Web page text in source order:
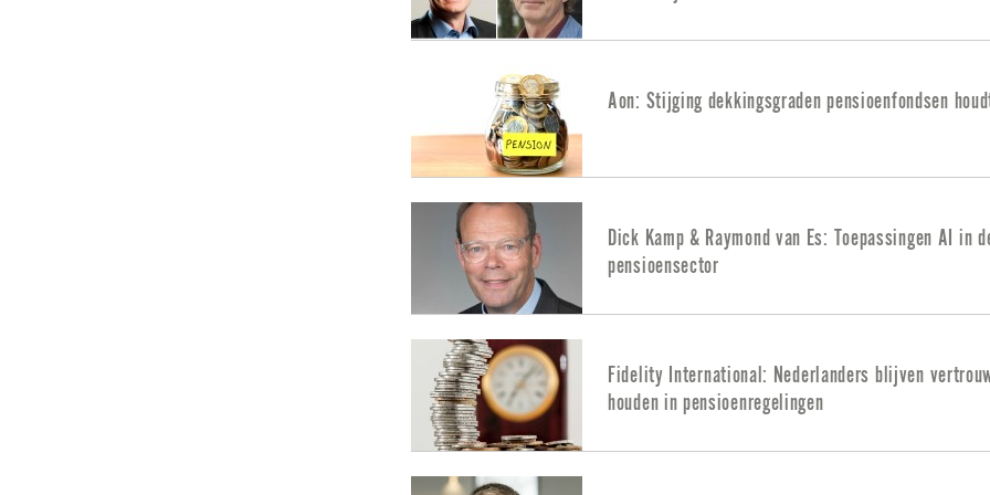
Aon: Stijging dekkingsgraden pensioenfondsen
Dick Kamp & Raymond van Es: Toepassingen AI in
pensioensector
Fidelity International: Nederlanders blijven
houden in pensioenregelingen